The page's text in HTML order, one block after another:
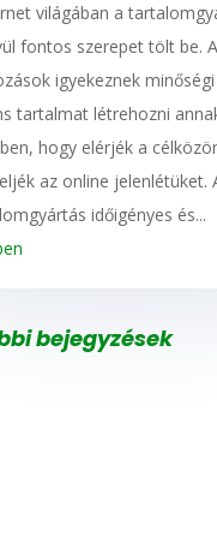
világában a
fontos szerepet tölt be. A
igyekeznek
tartalmat létrehozni
hogy elérjék a
az online jelenlétüket.
időigényes és...
bejegyzések